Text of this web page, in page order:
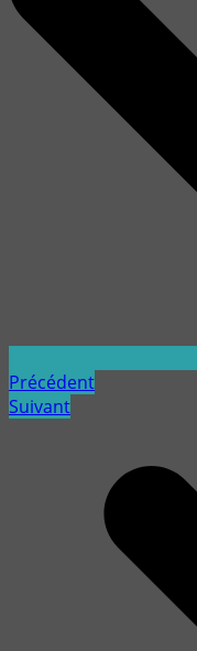
Précédent
Suivant